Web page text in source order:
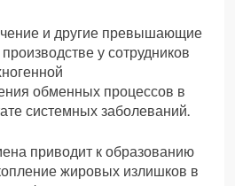
и другие превышающие
у сотрудников
обменных процессов в
системных заболеваний.
приводит к образованию
жировых излишков в